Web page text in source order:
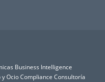
Business Intelligence
OcioCompliance Consultoría